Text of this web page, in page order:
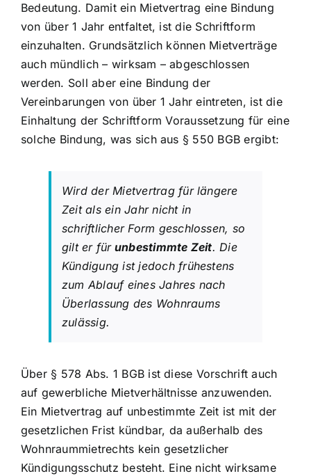
Bedeutung. Damit ein Mietvertrag eine Bindung
von über 1 Jahr entfaltet, ist die Schriftform
einzuhalten. Grundsätzlich können Mietverträge
auch mündlich – wirksam – abgeschlossen
werden. Soll aber eine Bindung der
Vereinbarungen von über 1 Jahr eintreten, ist die
Einhaltung der Schriftform Voraussetzung für eine
solche Bindung, was sich aus § 550 BGB ergibt:
Wird der Mietvertrag für längere
Zeit als ein Jahr nicht in
schriftlicher Form geschlossen, so
gilt er fürunbestimmte Zeit. Die
Kündigung ist jedoch frühestens
zum Ablauf eines Jahres nach
Überlassung des Wohnraums
zulässig.
Über § 578 Abs. 1 BGB ist diese Vorschrift auch
auf gewerbliche Mietverhältnisse anzuwenden.
Ein Mietvertrag auf unbestimmte Zeit ist mit der
gesetzlichen Frist kündbar, da außerhalb des
Wohnraummietrechts kein gesetzlicher
Kündigungsschutz besteht. Eine nicht wirksame